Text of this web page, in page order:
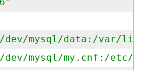
dev/mysql/data:/var/lib/
mysql/my.cnf:/etc/